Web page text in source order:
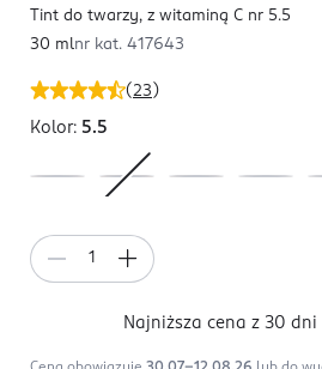
(23 )
Tint do twarzy, z witaminą C nr 5.5
30 mlnr kat. 417643
Kolor: 5.5
Najniższa cena z 30 dni